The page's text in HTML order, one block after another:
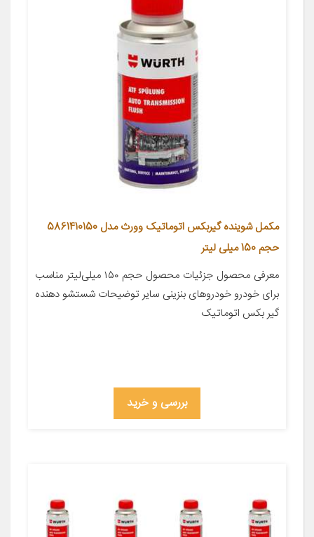
مکمل شوینده گیربکس اتوماتیک وورث مدل 5861410150
حجم 150 میلی لیتر
معرفی محصول جزئیات محصول حجم ۱۵۰ میلی‌لیتر مناسب
برای خودرو خودروهای بنزینی سایر توضیحات شستشو دهنده
گیر بکس اتوماتیک
بررسی و خرید